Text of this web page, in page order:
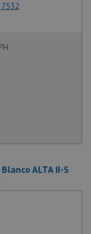
ALTA II-S